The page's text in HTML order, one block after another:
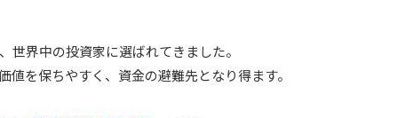
界中の投資家に選ばれてきました。
を保ちやすく、資金の避難先となり得ます。